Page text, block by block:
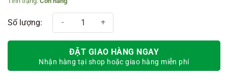
Kệ hoa chia buồn 038 số lượng
ĐẶT GIAO HÀNG NGAY
Nhận hàng tại shop hoặc giao hàng miễn phí